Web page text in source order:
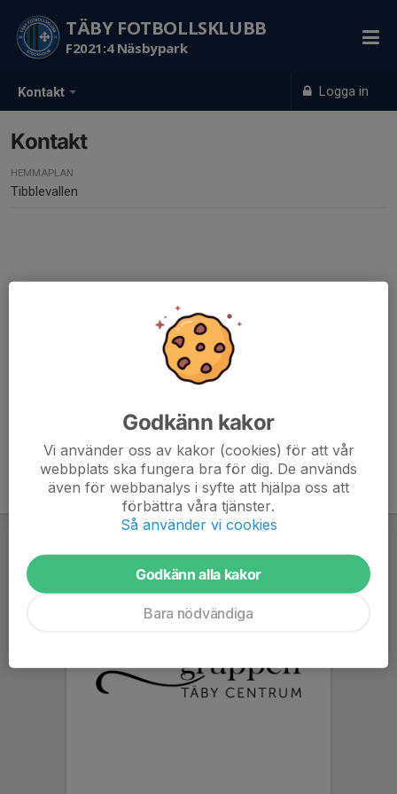
Kontakt Logga in
TÄBY FOTBOLLSKLUBB
F2021:4 Näsbypark
Kontakt
HEMMAPLAN
Tibblevallen
Godkänn kakor
Vi använder oss av kakor (cookies) för att vår
webbplats ska fungera bra för dig. De används
även för webbanalys i syfte att hjälpa oss att
förbättra våra tjänster.
Så använder vi cookies
Godkänn alla kakor
Bara nödvändiga